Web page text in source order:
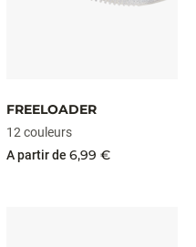
FREELOADER
12 couleurs
A partir de 6,99 €